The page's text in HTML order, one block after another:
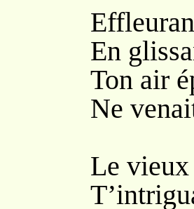
En
Ton air
Ne
Le vieux